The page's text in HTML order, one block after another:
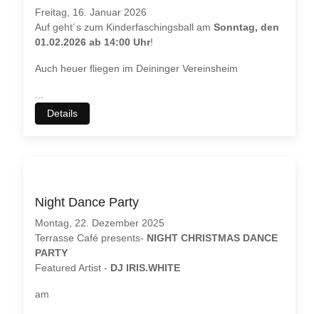
Freitag, 16. Januar 2026
Auf geht´s zum Kinderfaschingsball amSonntag, den
01.02.2026 ab 14:00 Uhr!
Auch heuer fliegen im Deininger Vereinsheim
...
Details
Night Dance Party
Montag, 22. Dezember 2025
Terrasse Café presents- NIGHT CHRISTMAS DANCE
PARTY
Featured Artist - DJ IRIS.WHITE
am